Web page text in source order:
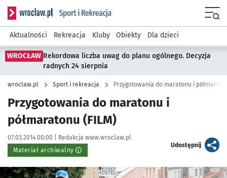
Serwis informacyjny wroclaw.pl podserwis: Sport i rekreacja
Aktualności Rekreacja Kluby Obiekty Dla dzieci
WROCŁAW Rekordowa liczba uwag do planu ogólnego. Decyzja
radnych 24 sierpnia
wroclaw.pl Sport i rekreacja Przygotowania do maratonu i
Przygotowania do maratonu i
półmaratonu (FILM)
Data publikacji:
07.03.2014 00:00 | Autor:
Redakcja www.wroclaw.pl
Materiał archiwalny
Udostępnijartykuł
Kliknij, aby powiększyć